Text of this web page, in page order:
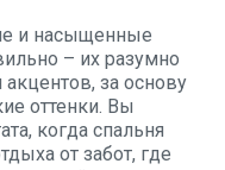
и насыщенные
– их разумно
акцентов, за основу
оттенки. Вы
когда спальня
от забот, где